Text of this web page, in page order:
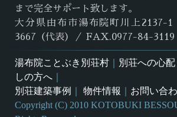
まで完全サポート致します。
大分県由布市湯布院町川上2137-
3667（代表）／ FAX.0977-84-3119
湯布院ことぶき別荘村 別荘への心配
しの方へ
別荘建築事例
物件情報
お問い合
Copyright (C) 2010 KOTOBUKI